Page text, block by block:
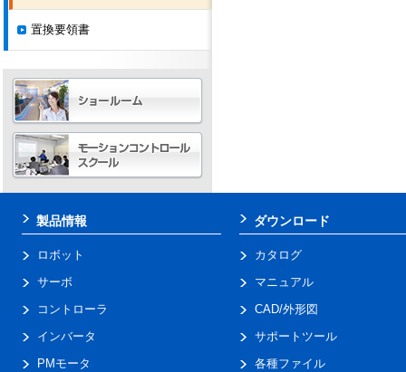
置換要領書
製品情報
ロボット
サーボ
コントローラ
インバータ
PMモータ
ダウンロード
カタログ
マニュアル
CAD/外形図
サポートツール
各種ファイル